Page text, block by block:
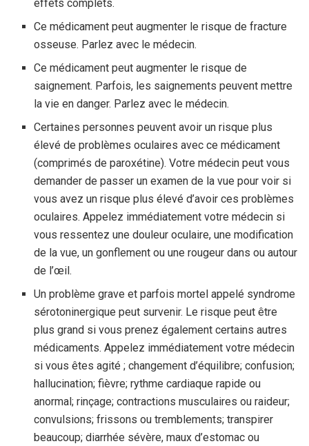
effets complets.
Ce médicament peut augmenter le risque de fracture
osseuse. Parlez avec le médecin.
Ce médicament peut augmenter le risque de
saignement. Parfois, les saignements peuvent mettre
la vie en danger. Parlez avec le médecin.
Certaines personnes peuvent avoir un risque plus
élevé de problèmes oculaires avec ce médicament
(comprimés de paroxétine). Votre médecin peut vous
demander de passer un examen de la vue pour voir si
vous avez un risque plus élevé d’avoir ces problèmes
oculaires. Appelez immédiatement votre médecin si
vous ressentez une douleur oculaire, une modification
de la vue, un gonflement ou une rougeur dans ou autour
de l’œil.
Un problème grave et parfois mortel appelé syndrome
sérotoninergique peut survenir. Le risque peut être
plus grand si vous prenez également certains autres
médicaments. Appelez immédiatement votre médecin
si vous êtes agité ; changement d’équilibre; confusion;
hallucination; fièvre; rythme cardiaque rapide ou
anormal; rinçage; contractions musculaires ou raideur;
convulsions; frissons ou tremblements; transpirer
beaucoup; diarrhée sévère, maux d’estomac ou